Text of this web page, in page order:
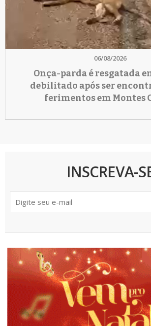
06/08/2026
Onça-parda é resgatada
debilitado após ser
ferimentos em Montes
INSCREVA-